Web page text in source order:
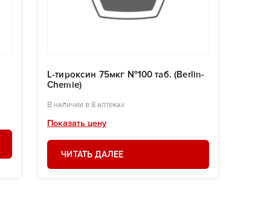
L-тироксин 75мкг №100 таб. (Berlin-
Chemie)
В наличии в 8 аптеках
Показать цену
ЧИТАТЬ ДАЛЕЕ